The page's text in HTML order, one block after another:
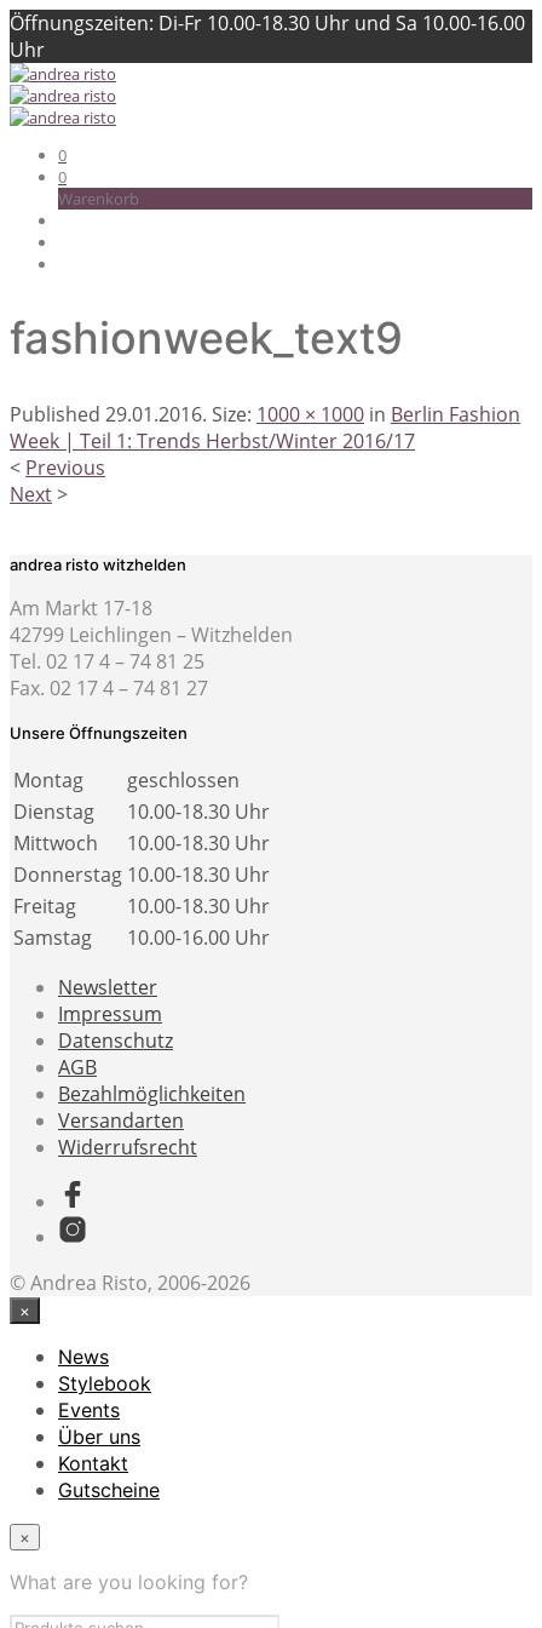
Öffnungszeiten: Di-Fr 10.00-18.30 Uhr und Sa 10.00-16.00
Uhr
0
0
Warenkorb
fashionweek_text9
Published 29.01.2016. Size: 1000 × 1000 in Berlin Fashion
Week | Teil 1: Trends Herbst/Winter 2016/17
< Previous
Next>
andrea risto witzhelden
Am Markt 17-18
42799 Leichlingen – Witzhelden
Tel. 02 17 4 – 74 81 25
Fax. 02 17 4 – 74 81 27
Unsere Öffnungszeiten
Montag
geschlossen
Dienstag
10.00-18.30 Uhr
Mittwoch
10.00-18.30 Uhr
Donnerstag 10.00-18.30 Uhr
Freitag
10.00-18.30 Uhr
Samstag
10.00-16.00 Uhr
Newsletter
Impressum
Datenschutz
AGB
Bezahlmöglichkeiten
Versandarten
Widerrufsrecht
© Andrea Risto, 2006-2026
×
News
Stylebook
Events
Über uns
Kontakt
Gutscheine
×
What are you looking for?